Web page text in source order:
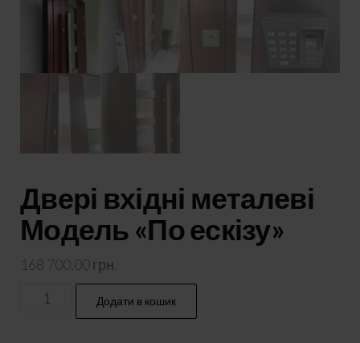
Двері вхідні металеві
Модель «По ескізу»
168 700,00грн.
Двері
Додати в кошик